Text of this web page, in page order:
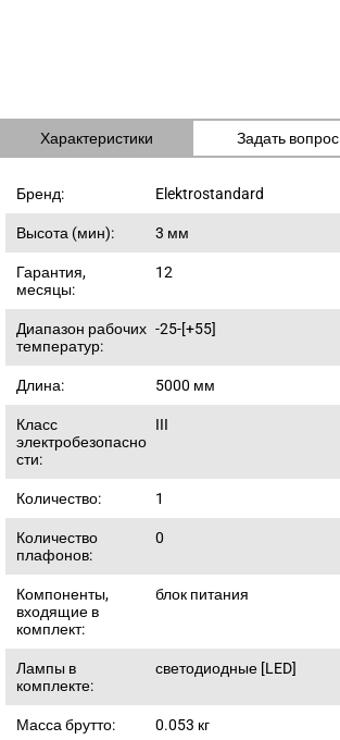
Характеристики Задать вопрос
Бренд: Elektrostandard
Высота (мин): 3 мм
Гарантия,
месяцы:
12
Диапазон рабочих
температур:
-25-[+55]
Длина: 5000 мм
Класс
электробезопасно
сти:
III
Количество: 1
Количество
плафонов:
0
Компоненты,
входящие в
комплект:
блок питания
Лампы в
комплекте:
светодиодные [LED]
Масса брутто: 0.053 кг